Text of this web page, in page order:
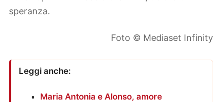
speranza.
Foto © Mediaset Infinity
Leggi anche:
Maria Antonia e Alonso, amore